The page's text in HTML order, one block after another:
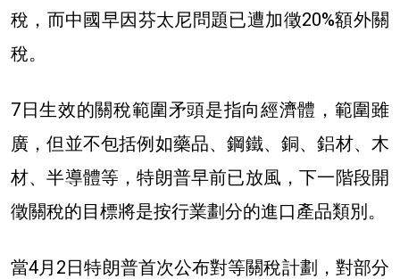
稅，而中國早因芬太尼問題已遭加徵20%額外關
稅。
7日生效的關稅範圍矛頭是指向經濟體，範圍雖
廣，但並不包括例如藥品、鋼鐵、銅、鋁材、木
材、半導體等，特朗普早前已放風，下一階段開
徵關稅的目標將是按行業劃分的進口產品類別。
當4月2日特朗普首次公布對等關稅計劃，對部分